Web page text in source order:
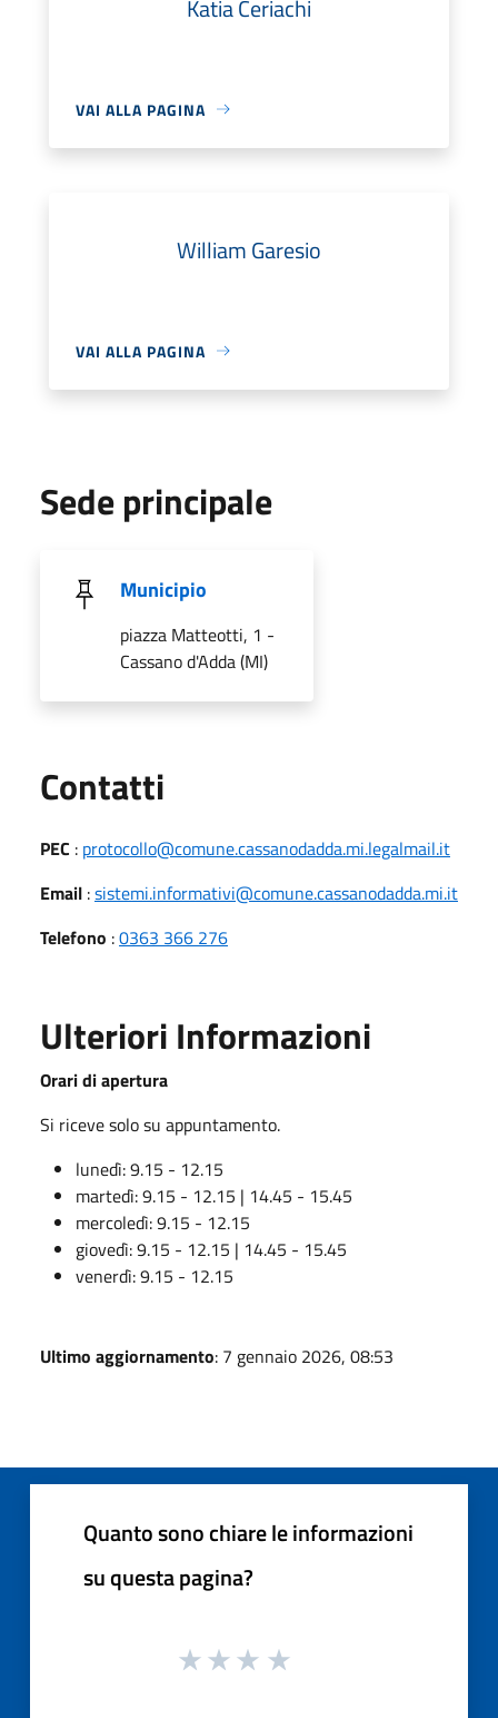
Katia Ceriachi
VAI ALLA PAGINA
William Garesio
VAI ALLA PAGINA
Sede principale
Municipio
piazza Matteotti, 1 -
Cassano d'Adda (MI)
Contatti
PEC : protocollo@comune.cassanodadda.mi.legalmail.it
Email :sistemi.informativi@comune.cassanodadda.mi.it
Telefono :0363 366 276
Ulteriori Informazioni
Orari di apertura
Si riceve solo su appuntamento.
lunedì: 9.15 - 12.15
martedì: 9.15 - 12.15 | 14.45 - 15.45
mercoledì: 9.15 - 12.15
giovedì: 9.15 - 12.15 | 14.45 - 15.45
venerdì: 9.15 - 12.15
Ultimo aggiornamento: 7 gennaio 2026, 08:53
Quanto sono chiare le informazioni
su questa pagina?